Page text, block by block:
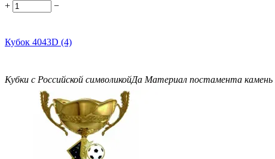
+ −
Кубок 4043D (4)
Кубки с Российской символикойДа Материал постамента камень